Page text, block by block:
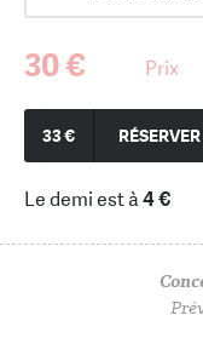
30 € Prix
33 € RÉSERVER
Le demi est à4 €